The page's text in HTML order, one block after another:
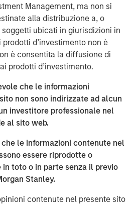
Management, ma non si
alla distribuzione a, o
soggetti ubicati in giurisdizioni in
d’investimento non è
è consentita la diffusione di
prodotti d’investimento.
che le informazioni
non sono indirizzate ad alcun
investitore professionale nel
al sito web.
le informazioni contenute nel
essere riprodotte o
toto o in parte senza il previo
Stanley.
contenute nel presente sito
Director and Head of Morgan
said “The North American
to increase productivity, and
SDI have proven critical in
SDI will continue to play an
role in enabling the next
techniques. We are delighted to
company that is uniquely well
industry.”
with Chris and the SDI
Company's growth and expand
management solutions,” added
of Morgan Stanley Energy
has a passion and proven
technical solutions to create
and we are pleased to be